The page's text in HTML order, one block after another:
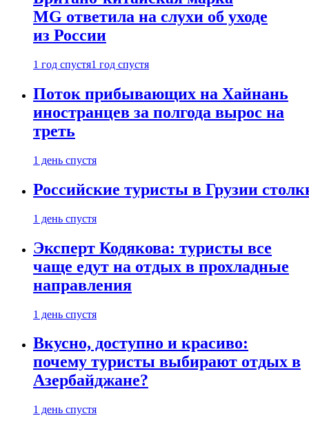
MG ответила на слухи об уходе
из России
1 год спустя1 год спустя
Поток прибывающих на Хайнань
иностранцев за полгода вырос на
треть
1 день спустя
Российские туристы в Грузии
1 день спустя
Эксперт Кодякова: туристы все
чаще едут на отдых в прохладные
направления
1 день спустя
Вкусно, доступно и красиво:
почему туристы выбирают отдых в
Азербайджане?
1 день спустя